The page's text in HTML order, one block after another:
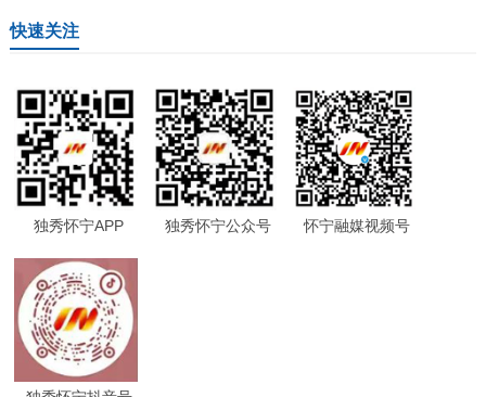
快速关注
独秀怀宁APP 独秀怀宁公众号 怀宁融媒视频号